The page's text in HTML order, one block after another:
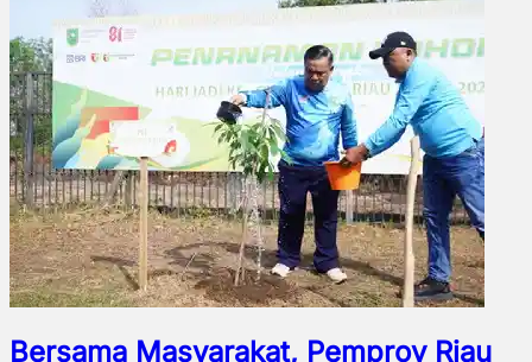
Bersama Masyarakat, Pemprov Riau